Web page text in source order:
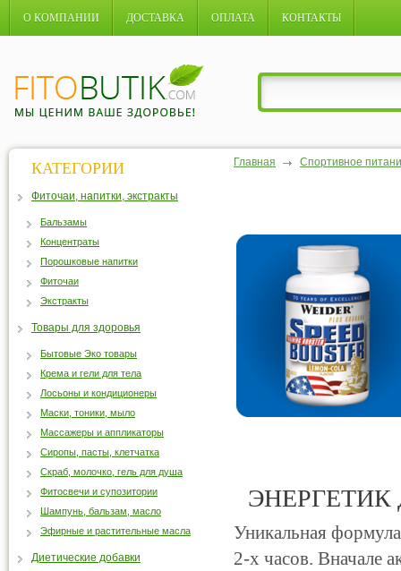
О КОМПАНИИ ДОСТАВКА ОПЛАТА КОНТАКТЫ
Главная Спортивное
Уникальная
2-х часов. Вначале
КАТЕГОРИИ
Фиточаи, напитки, экстракты
Бальзамы
Концентраты
Порошковые напитки
Фиточаи
Экстракты
Товары для здоровья
Бытовые Эко товары
Крема и гели для тела
Лосьоны и кондиционеры
Маски, тоники, мыло
Массажеры и аппликаторы
Сиропы, пасты, клетчатка
Скраб, молочко, гель для душа
Фитосвечи и супозитории
Шампунь, бальзам, масло
Эфирные и растительные масла
Диетические добавки